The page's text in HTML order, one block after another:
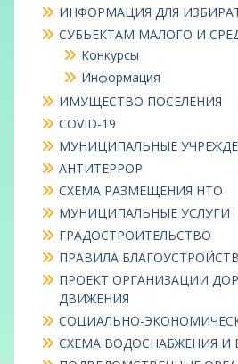
ИНФОРМАЦИЯ ДЛЯ
СУБЬЕКТАМ МАЛОГО И
Конкурсы
Информация
ИМУЩЕСТВО ПОСЕЛЕНИЯ
COVID-19
МУНИЦИПАЛЬНЫЕ
АНТИТЕРРОР
СХЕМА РАЗМЕЩЕНИЯ НТО
МУНИЦИПАЛЬНЫЕ УСЛУГИ
ГРАДОСТРОИТЕЛЬСТВО
ПРАВИЛА
ПРОЕКТ ОРГАНИЗАЦИИ
ДВИЖЕНИЯ
СОЦИАЛЬНО-
СХЕМА ВОДОСНАБЖЕНИЯ И